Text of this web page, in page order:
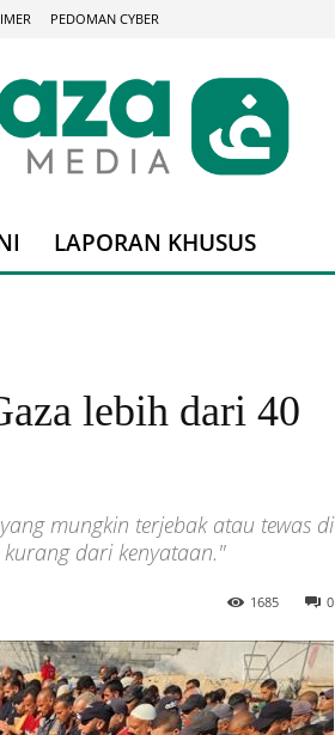
PEDOMAN CYBER
LAPORAN KHUSUS
lebih dari 40
mungkin terjebak atau tewas di
dari kenyataan."
0
1685